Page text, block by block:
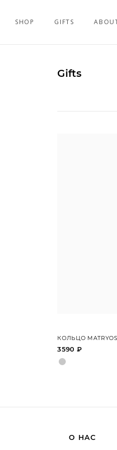
SHOP GIFTS
Gifts
КОЛЬЦО
3590 ₽
О НАС